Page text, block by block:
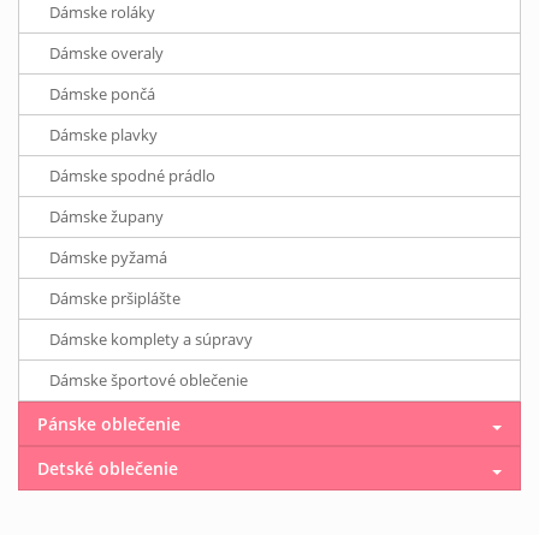
Dámske roláky
Dámske overaly
Dámske pončá
Dámske plavky
Dámske spodné prádlo
Dámske župany
Dámske pyžamá
Dámske pršiplášte
Dámske komplety a súpravy
Dámske športové oblečenie
Pánske oblečenie
Detské oblečenie